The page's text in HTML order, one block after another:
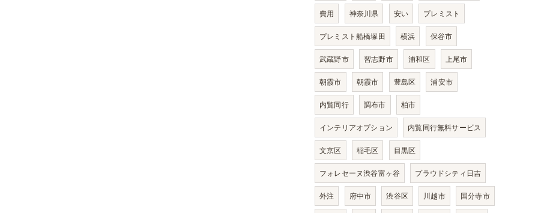
費用 神奈川県 安い プレミスト
プレミスト船橋塚田 横浜 保谷市
武蔵野市 習志野市 浦和区 上尾市
朝霞市 朝霞市 豊島区 浦安市
内覧同行 調布市 柏市
インテリアオプション 内覧同行無料サービス
文京区 稲毛区 目黒区
フォレセーヌ渋谷富ヶ谷 プラウドシティ日吉
外注 府中市 渋谷区 川越市 国分寺市